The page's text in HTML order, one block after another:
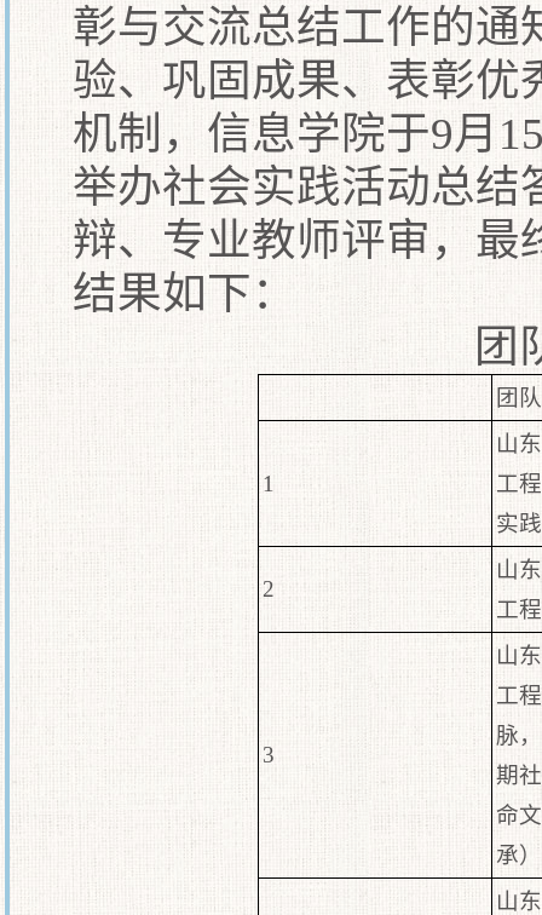
彰与交流总结工作的通
验、巩固成果、表彰优
机制，信息学院于9月
举办社会实践活动总结
辩、专业教师评审，最
结果如下：
团
团
1
山
工
实
2
山
工
3
山
工
脉
期
命
承）
山